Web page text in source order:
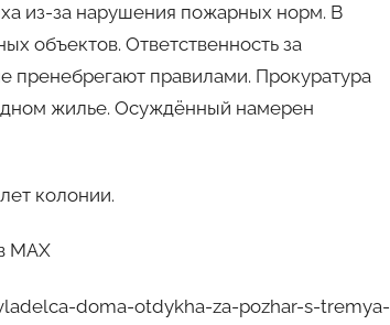
из-за нарушения пожарных норм. В
объектов. Ответственность за
пренебрегают правилами. Прокуратура
жилье. Осуждённый намерен
колонии.
MAX
doma-otdykha-za-pozhar-s-tremya-